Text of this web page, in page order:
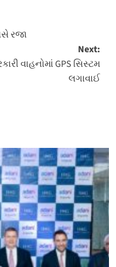
રજા
Next:
વાહનોમાં GPS સિસ્ટમ
લગાવાઈ